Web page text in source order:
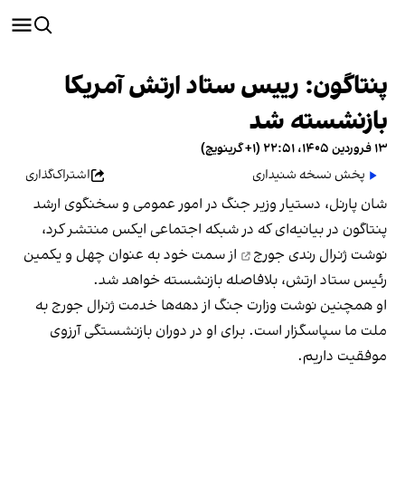
پنتاگون: رییس ستاد ارتش آمریکا
بازنشسته شد
۱۳ فروردین ۱۴۰۵، ۲۲:۵۱ (‎+۱ گرینویچ)
پخش نسخه شنیداری
اشتراک‌گذاری
شان پارنل، دستیار وزیر جنگ در امور عمومی و سخنگوی ارشد
پنتاگون در بیانیه‌ای که در شبکه اجتماعی ایکس منتشر کرد،
نوشت ژنرال رندی جورج
از سمت خود به عنوان چهل و یکمین
رئیس ستاد ارتش، بلافاصله بازنشسته خواهد شد.
او همچنین نوشت وزارت جنگ از دهه‌ها خدمت ژنرال جورج به
ملت ما سپاسگزار است. برای او در دوران بازنشستگی آرزوی
موفقیت داریم.